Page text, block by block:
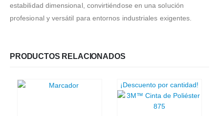
estabilidad dimensional, convirtiéndose en una solución
profesional y versátil para entornos industriales exigentes.
PRODUCTOS RELACIONADOS
¡Descuento por cantidad!